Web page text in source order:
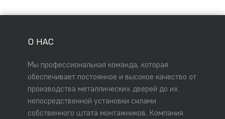
О НАС
Мы профессиональная команда, которая
обеспечивает постоянное и высокое качество от
производства металлических дверей до их
непосредственной установки силами
собственного штата монтажников. Компания